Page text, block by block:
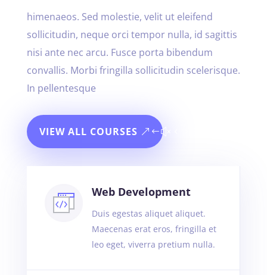
himenaeos. Sed molestie, velit ut eleifend
sollicitudin, neque orci tempor nulla, id sagittis
nisi ante nec arcu. Fusce porta bibendum
convallis. Morbi fringilla sollicitudin scelerisque.
In pellentesque
VIEW ALL COURSES
Web Development
Duis egestas aliquet aliquet.
Maecenas erat eros, fringilla et
leo eget, viverra pretium nulla.